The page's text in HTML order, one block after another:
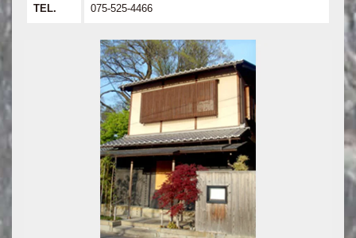
TEL. 075-525-4466